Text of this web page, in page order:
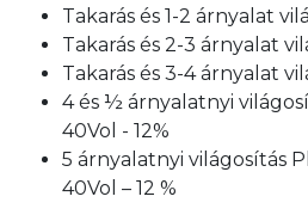
Takarás és 1-2 árnyalat
Takarás és 2-3 árnyalat
Takarás és 3-4 árnyalat
4 és ½ árnyalatnyi
40Vol - 12%
5 árnyalatnyi világosítás
40Vol – 12 %